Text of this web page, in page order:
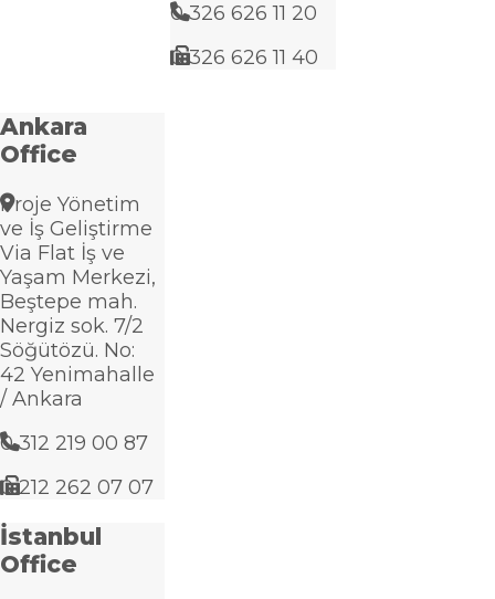
0 326 626 11 20
0 326 626 11 40
Ankara
Office
Proje Yönetim
ve İş Geliştirme
Via Flat İş ve
Yaşam Merkezi,
Beştepe mah.
Nergiz sok. 7/2
Söğütözü. No:
42 Yenimahalle
/ Ankara
0 312 219 00 87
0 212 262 07 07
İstanbul
Office